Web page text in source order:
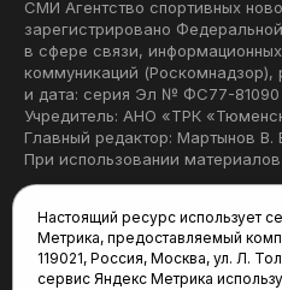
СМИ Агентство спортивных
зарегистрировано
в сфере связи,
коммуникаций (Роскомнадзор),
и дата: серия Эл № ФС77-81090
Учредитель: АНО «ТРК
Главный редактор: Мартынов В.
При использовании
Редакция:
625035, Тюмень, пр.
Настоящий ресурс использует
Метрика, предоставляемый
119021, Россия, Москва, ул. Л.
сервис Яндекс Метрика